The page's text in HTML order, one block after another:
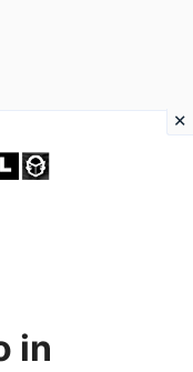
in